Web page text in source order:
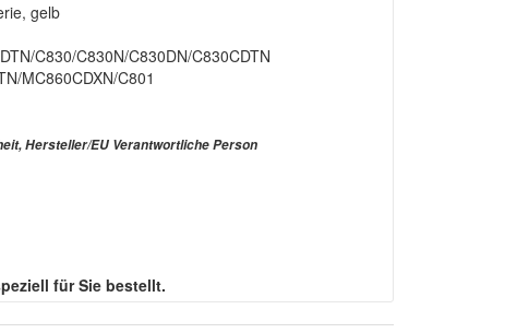
gelb
C830/C830N/C830DN/C830CDTN
MC860CDXN/C801
Hersteller/EU Verantwortliche Person
für Sie bestellt.